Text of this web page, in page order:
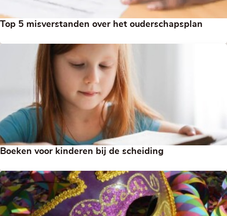
Top 5 misverstanden over het ouderschapsplan
Boeken voor kinderen bij de scheiding